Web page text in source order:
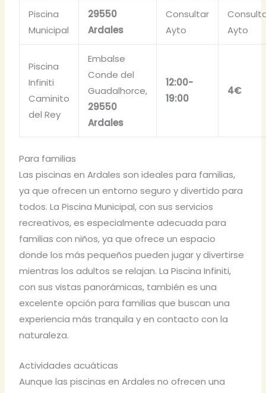
Piscina
Municipal
29550
Ardales
Consultar
Ayto
Ayto
Piscina
Infiniti
Caminito
del Rey
Embalse
Conde del
Guadalhorce,
29550
Ardales
12:00-
19:00
4€
Para familias
Las piscinas en Ardales son ideales para familias,
ya que ofrecen un entorno seguro y divertido para
todos. La Piscina Municipal, con sus servicios
recreativos, es especialmente adecuada para
familias con niños, ya que ofrece un espacio
donde los más pequeños pueden jugar y divertirse
mientras los adultos se relajan. La Piscina Infiniti,
con sus vistas panorámicas, también es una
excelente opción para familias que buscan una
experiencia más tranquila y en contacto con la
naturaleza.
Actividades acuáticas
Aunque las piscinas en Ardales no ofrecen una